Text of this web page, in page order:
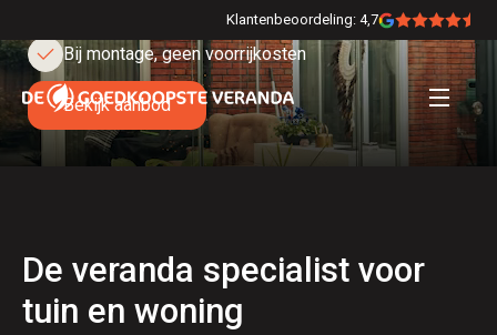
Klantenbeoordeling: 4,7
Bij montage, geen voorrijkosten
Bekijk aanbod
De veranda specialist voor
tuin en woning